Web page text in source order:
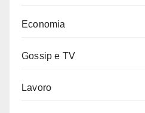
Economia
Gossip e TV
Lavoro